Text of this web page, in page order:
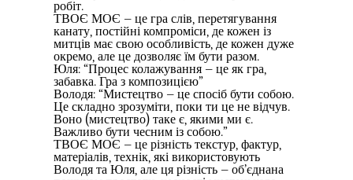
робіт.
ТВОЄ МОЄ – це гра слів, перетягування
канату, постійні компроміси, де кожен із
митців має свою особливість, де кожен дуже
окремо, але це дозволяє їм бути разом.
Юля: “Процес колажування – це як гра,
забавка. Гра з композицією”
Володя: “Мистецтво – це спосіб бути собою.
Це складно зрозуміти, поки ти це не відчув.
Воно (мистецтво) таке є, якими ми є.
Важливо бути чесним із собою.”
ТВОЄ МОЄ – це різність текстур, фактур,
матеріалів, технік, які використовують
Володя та Юля, але ця різність – об’єднана